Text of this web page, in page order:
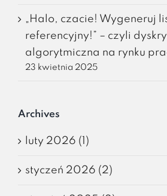
„Halo, czacie! Wygeneruj
referencyjny!” – czyli
algorytmiczna na rynku
23 kwietnia 2025
Archives
luty 2026 (1)
styczeń 2026 (2)